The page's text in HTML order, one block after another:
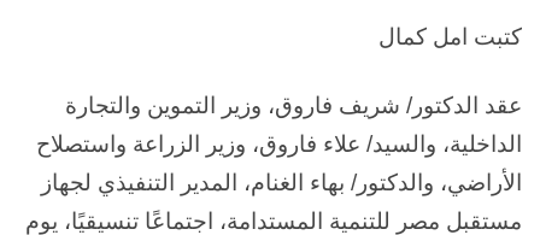
كتبت امل كمال
عقد الدكتور/ شريف فاروق، وزير التموين والتجارة
الداخلية، والسيد/ علاء فاروق، وزير الزراعة واستصلاح
الأراضي، والدكتور/ بهاء الغنام، المدير التنفيذي لجهاز
مستقبل مصر للتنمية المستدامة، اجتماعًا تنسيقيًا، يوم